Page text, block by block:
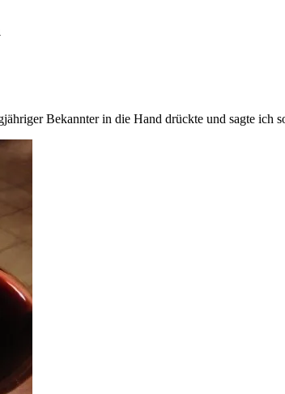
Bekannter in die Hand drückte und sagte ich